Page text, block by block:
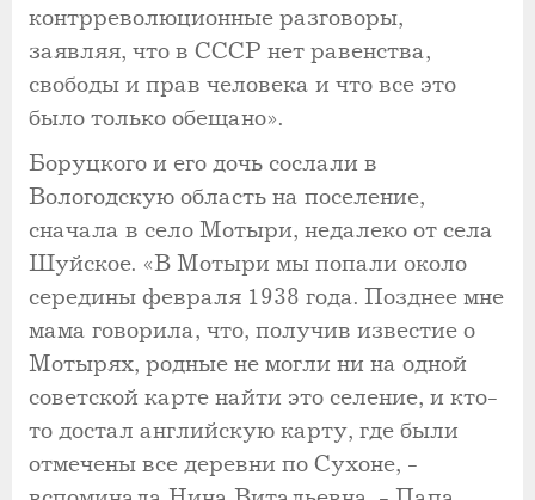
контрреволюционные разговоры,
заявляя, что в СССР нет равенства,
свободы и прав человека и что все это
было только обещано».
Боруцкого и его дочь сослали в
Вологодскую область на поселение,
сначала в село Мотыри, недалеко от села
Шуйское. «В Мотыри мы попали около
середины февраля 1938 года. Позднее мне
мама говорила, что, получив известие о
Мотырях, родные не могли ни на одной
советской карте найти это селение, и кто-
то достал английскую карту, где были
отмечены все деревни по Сухоне, -